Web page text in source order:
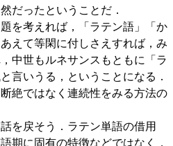
だったということだ．
を考えれば，「ラテン語」「か
えて等閑に付しさえすれば，み
中世もルネサンスもともに「ラ
言いうる，ということになる．
絶ではなく連続性をみる方法の
を戻そう．ラテン単語の借用
期に固有の特徴などではなく，